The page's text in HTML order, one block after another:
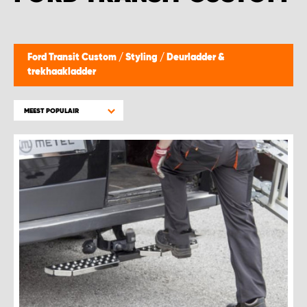
Ford Transit Custom / Styling / Deurladder &
trekhaakladder
MEEST POPULAIR
WORK SYSTEM BEST
WORK SYSTEM ELST
WORK SYSTEM GORREDIJK
WORK SYSTEM GRONINGEN
WORK SYSTEM HARDERWIJK
WORK SYSTEM HARMELEN
WORK SYSTEM HARTWERD